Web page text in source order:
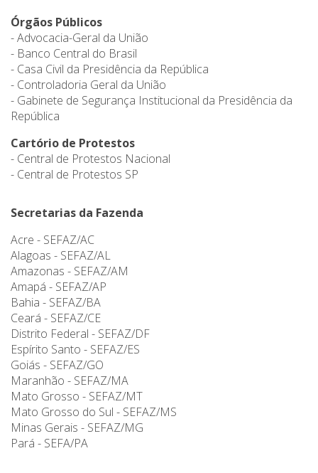
Órgãos Públicos
- Advocacia-Geral da União
- Banco Central do Brasil
- Casa Civil da Presidência da República
- Controladoria Geral da União
- Gabinete de Segurança Institucional da Presidência da
República
Cartório de Protestos
- Central de Protestos Nacional
- Central de Protestos SP
Secretarias da Fazenda
Acre - SEFAZ/AC
Alagoas - SEFAZ/AL
Amazonas - SEFAZ/AM
Amapá - SEFAZ/AP
Bahia - SEFAZ/BA
Ceará - SEFAZ/CE
Distrito Federal - SEFAZ/DF
Espírito Santo - SEFAZ/ES
Goiás - SEFAZ/GO
Maranhão - SEFAZ/MA
Mato Grosso - SEFAZ/MT
Mato Grosso do Sul - SEFAZ/MS
Minas Gerais - SEFAZ/MG
Pará - SEFA/PA